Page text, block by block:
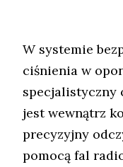
W systemie
ciśnienia w
specjalistyczny
jest wewnątrz
precyzyjny
pomocą fal